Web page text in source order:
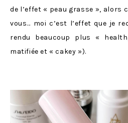
de l’effet « peau grasse », alors
vous… moi c’est l’effet que je
rendu beaucoup plus «
matifiée et « cakey »).